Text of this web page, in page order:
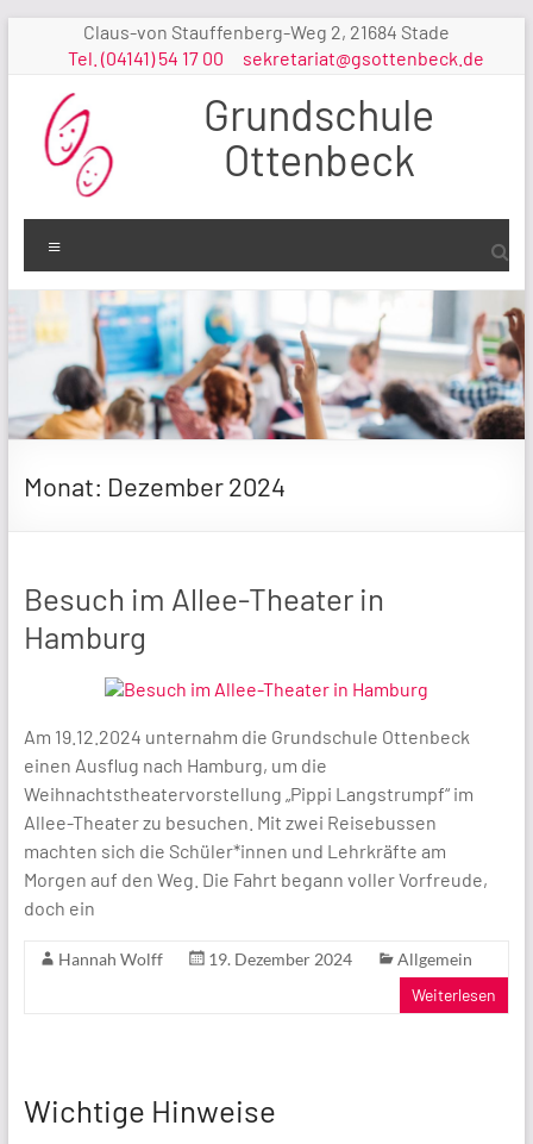
Claus-von Stauffenberg-Weg 2, 21684 Stade
Tel. (04141) 54 17 00
sekretariat@gsottenbeck.de
Grundschule
Ottenbeck
Monat: Dezember 2024
Besuch im Allee-Theater in
Hamburg
Am 19.12.2024 unternahm die Grundschule Ottenbeck
einen Ausflug nach Hamburg, um die
Weihnachtstheatervorstellung „Pippi Langstrumpf“ im
Allee-Theater zu besuchen. Mit zwei Reisebussen
machten sich die Schüler*innen und Lehrkräfte am
Morgen auf den Weg. Die Fahrt begann voller Vorfreude,
doch ein
Hannah Wolff 19. Dezember 2024
Allgemein
Weiterlesen
Wichtige Hinweise